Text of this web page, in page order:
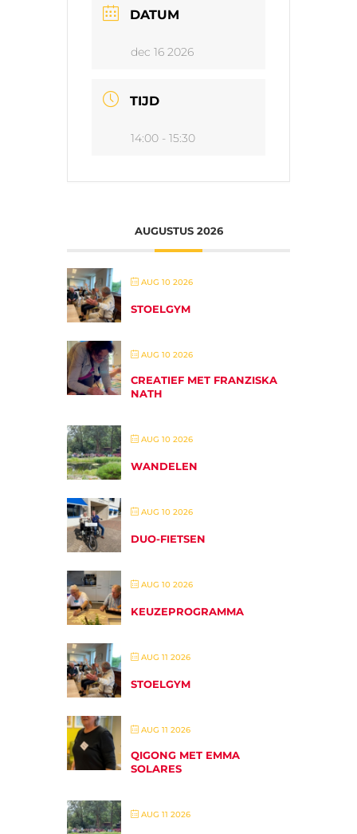
DATUM
dec 16 2026
TIJD
14:00 - 15:30
AUGUSTUS 2026
AUG 10 2026
STOELGYM
AUG 10 2026
CREATIEF MET FRANZISKA
NATH
AUG 10 2026
WANDELEN
AUG 10 2026
DUO-FIETSEN
AUG 10 2026
KEUZEPROGRAMMA
AUG 11 2026
STOELGYM
AUG 11 2026
QIGONG MET EMMA
SOLARES
AUG 11 2026